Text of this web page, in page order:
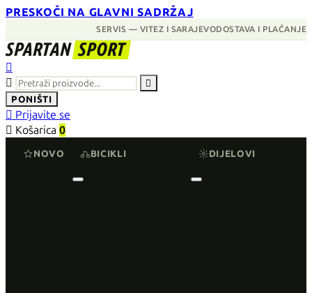
PRESKOČI NA GLAVNI SADRŽAJ
SERVIS — VITEZ I SARAJEVODOSTAVA I PLAĆANJE
SPARTAN SPORT



PONIŠTI
 Prijavite se
 Košarica 0
NOVO BICIKLI DIJELOVI